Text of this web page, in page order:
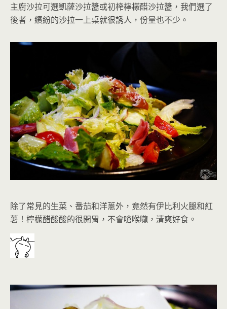
主廚沙拉可選凱薩沙拉醬或初榨檸檬醋沙拉醬，我們選了
後者，繽紛的沙拉一上桌就很誘人，份量也不少 。
除了常見的生菜、番茄和洋蔥外，竟然有伊比利火腿和紅
薯 ！檸檬醋酸酸的很開胃，不會嗆喉嚨，清爽好食。